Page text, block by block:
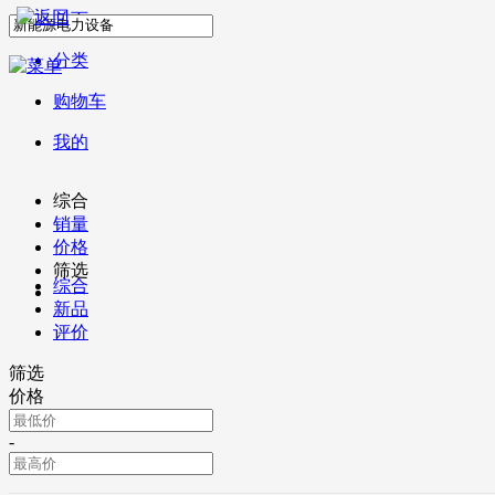
首页
分类
购物车
我的
综合
销量
价格
筛选
综合
新品
评价
筛选
价格
-